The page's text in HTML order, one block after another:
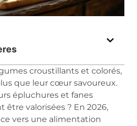
croustillants et colorés,
que leur cœur savoureux.
épluchures et fanes
valorisées ? En 2026,
vers une alimentation